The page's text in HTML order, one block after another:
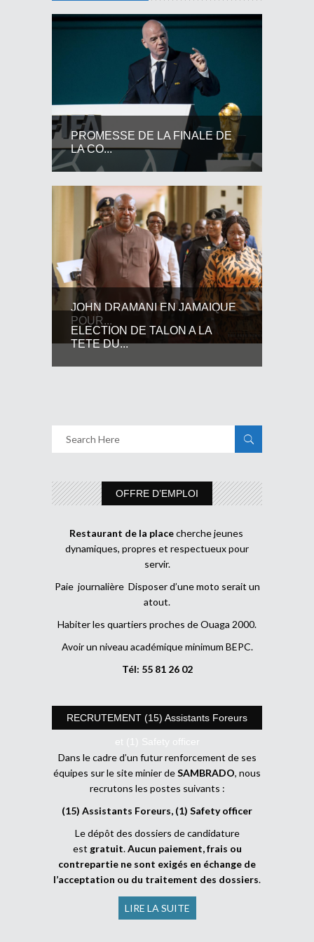
PROMESSE DE LA FINALE DE
LA CO...
JOHN DRAMANI EN JAMAIQUE
POUR...
ELECTION DE TALON A LA
TETE DU...
OFFRE D’EMPLOI
Restaurant de la placecherche jeunes
dynamiques, propres et respectueux pour
servir.
Paie journalière Disposer d’une moto serait un
atout.
Habiter les quartiers proches de Ouaga 2000.
Avoir un niveau académique minimum BEPC.
Tél: 55 81 26 02
RECRUTEMENT (15) Assistants Foreurs
et (1) Safety officer
Dans le cadre d’un futur renforcement de ses
équipes sur le site minier deSAMBRADO, nous
recrutons les postes suivants :
(15) Assistants Foreurs, (1) Safety officer
Le dépôt des dossiers de candidature
est gratuit.Aucun paiement, frais ou
contrepartie ne sont exigés en échange de
l’acceptation ou du traitement des dossiers.
LIRE LA SUITE